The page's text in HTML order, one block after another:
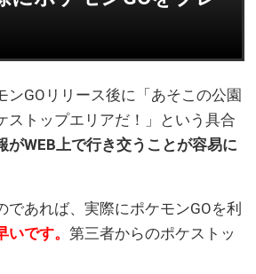
GOリリース後に「あそこの公園
ストップエリアだ！」という具合
WEB上で行き交うことが容易に
あれば、実際にポケモンGOを利
です。 第三者からのポケストッ